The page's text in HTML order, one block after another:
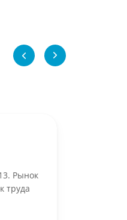
Рынок
труда